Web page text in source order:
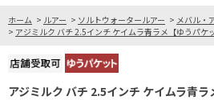
ホーム > ルアー > ソルトウォータールアー > メバル・
> アジミルク バチ 2.5インチ ケイムラ青ラメ【ゆうパケッ
アジミルク バチ 2.5インチ ケイムラ青ラ